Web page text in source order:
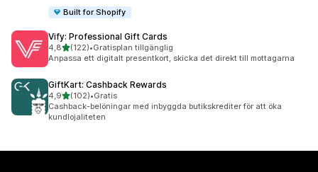
Built for Shopify
Vify: Professional Gift Cards
4,8av 5 stjärnor
(122)
122 recensioner totalt
•Gratisplan tillgänglig
Anpassa ett digitalt presentkort, skicka det direkt till mottagarna
GiftKart: Cashback Rewards
4,9av 5 stjärnor
(102)
102 recensioner totalt
•Gratis
Cashback-belöningar med inbyggda butikskrediter för att öka
kundlojaliteten